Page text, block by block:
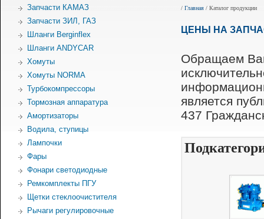
Запчасти КАМАЗ
Запчасти ЗИЛ, ГАЗ
Шланги Berginflex
Шланги ANDYCAR
Хомуты
Хомуты NORMA
Турбокомпрессоры
Тормозная аппаратура
Амортизаторы
Водила, ступицы
Лампочки
Фары
Фонари светодиодные
Ремкомплекты ПГУ
Щетки стеклоочистителя
Рычаги регулировочные
/ Главная / Каталог продукции
ЦЕНЫ НА
Обращаем
является
437